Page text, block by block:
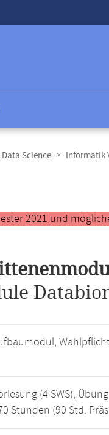
Data Science
Informatik
2021 und
(4 SWS), Übung
Stunden (90 Std.